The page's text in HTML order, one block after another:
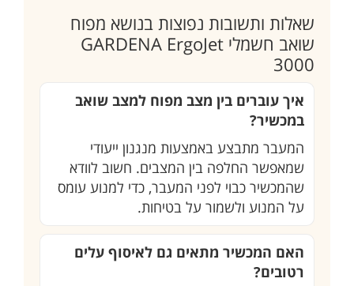
שאלות ותשובות נפוצות בנושא מפוח
שואב חשמלי GARDENA ErgoJet
3000
איך עוברים בין מצב מפוח למצב שואב
במכשיר?
המעבר מתבצע באמצעות מנגנון ייעודי
שמאפשר החלפה בין המצבים. חשוב לוודא
שהמכשיר כבוי לפני המעבר, כדי למנוע עומס
על המנוע ולשמור על בטיחות.
האם המכשיר מתאים גם לאיסוף עלים
רטובים?